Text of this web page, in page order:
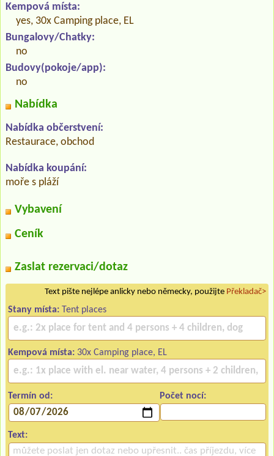
Kempová místa:
yes, 30x Camping place, EL
Bungalovy/Chatky:
no
Budovy(pokoje/app):
no
Nabídka
Nabídka občerstvení:
Restaurace, obchod
Nabídka koupání:
moře s pláží
Vybavení
Ceník
Zaslat rezervaci/dotaz
Text pište nejlépe anlicky nebo německy, použijte Překladač>
Stany místa: Tent places
Kempová místa: 30x Camping place, EL
Termín od: Počet nocí:
Text: